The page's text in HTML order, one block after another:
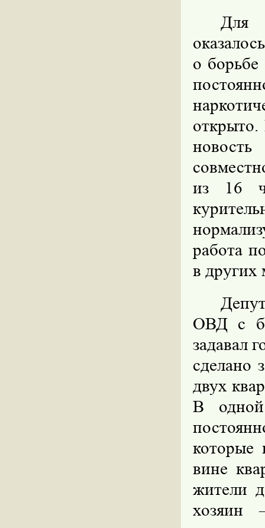
Для
о
из 16
работа
в других
ОВД с
задавал
сделано
двух
В
которые
вине
жители
хозяин